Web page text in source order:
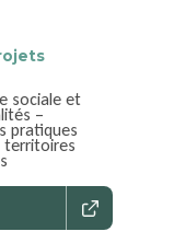
sociale et
–
pratiques
territoires